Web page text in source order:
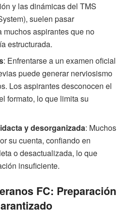
y las dinámicas del TMS
suelen pasar
muchos aspirantes que no
estructurada.
: Enfrentarse a un examen oficial
puede generar nerviosismo
Los aspirantes desconocen el
formato, lo que limita su
y desorganizada: Muchos
su cuenta, confiando en
o desactualizada, lo que
insuficiente.
FC: Preparación